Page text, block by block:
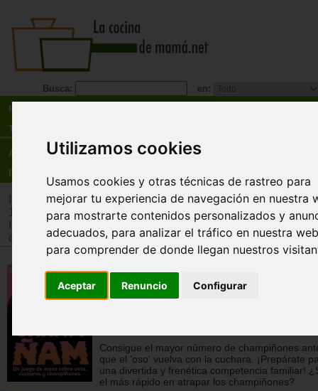
Utilizamos cookies
Usamos cookies y otras técnicas de rastreo para
mejorar tu experiencia de navegación en nuestra
para mostrarte contenidos personalizados y
adecuados, para analizar el tráfico en nuestra
para comprender de donde llegan nuestros
Aceptar Renuncio Configurar
Busca: en:
Recetas
Tienda
Actualidad
Registro
>Tienda>Juguetes infantiles>Juguetes por edad>
12 años
>Tienda > Juguetes por tipo
cooperativos
Champi Champi Ñam. Un juego
mesa sobre osos, cucharas y
champiñones
Consigue el mayor número de champiñones
que el 'oso' vuelva con la cuchara. ¡Prepárate
una divertida y frenética competencia familiar!
el más rápido en atrapar los champiñones?